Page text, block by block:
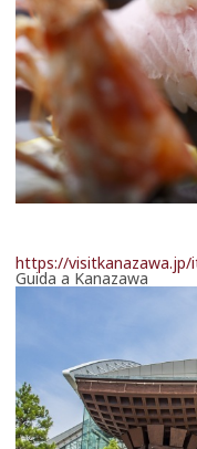
https://
Guida a Kanazawa